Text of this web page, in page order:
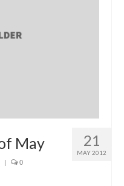
21
MAY 2012
May
0